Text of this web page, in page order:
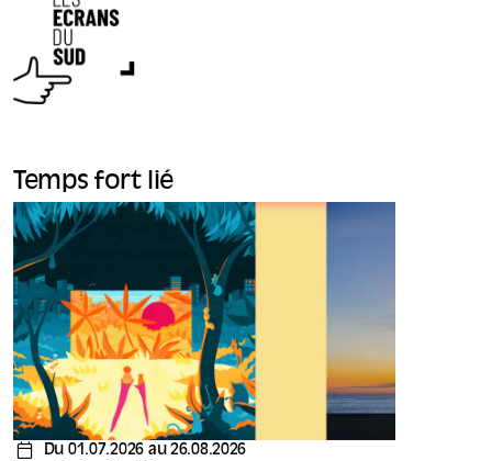
Temps fort lié
Du 01.07.2026 au 26.08.2026